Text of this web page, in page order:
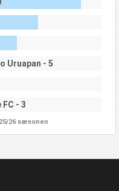
Uruapan - 5
- 3
26 sæsonen